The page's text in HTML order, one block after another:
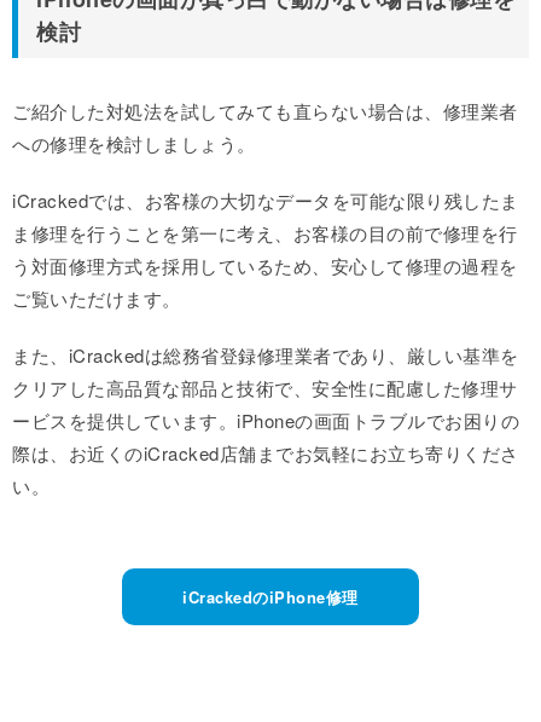
検討
ご紹介した対処法を試してみても直らない場合は、修理業者
への修理を検討しましょう。
iCrackedでは、お客様の大切なデータを可能な限り残したま
ま修理を行うことを第一に考え、お客様の目の前で修理を行
う対面修理方式を採用しているため、安心して修理の過程を
ご覧いただけます。
また、iCrackedは総務省登録修理業者であり、厳しい基準を
クリアした高品質な部品と技術で、安全性に配慮した修理サ
ービスを提供しています。iPhoneの画面トラブルでお困りの
際は、お近くのiCracked店舗までお気軽にお立ち寄りくださ
い。
iCrackedのiPhone修理